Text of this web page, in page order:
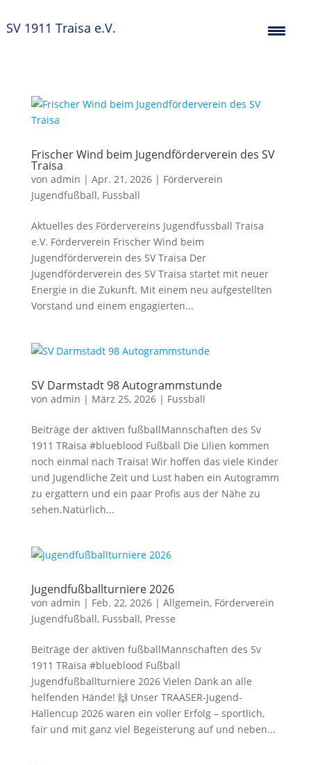
SV 1911 Traisa e.V.
Frischer Wind beim Jugendförderverein des SV
Traisa
von admin | Apr. 21, 2026| Förderverein
Jugendfußball, Fussball
Aktuelles des Fördervereins Jugendfussball Traisa
e.V. Förderverein Frischer Wind beim
Jugendförderverein des SV Traisa Der
Jugendförderverein des SV Traisa startet mit neuer
Energie in die Zukunft. Mit einem neu aufgestellten
Vorstand und einem engagierten...
SV Darmstadt 98 Autogrammstunde
von admin | März 25, 2026| Fussball
Beiträge der aktiven fußballMannschaften des Sv
1911 TRaisa #blueblood Fußball Die Lilien kommen
noch einmal nach Traisa! Wir hoffen das viele Kinder
und Jugendliche Zeit und Lust haben ein Autogramm
zu ergattern und ein paar Profis aus der Nähe zu
sehen.Natürlich...
Jugendfußballturniere 2026
von admin | Feb. 22, 2026| Allgemein, Förderverein
Jugendfußball, Fussball, Presse
Beiträge der aktiven fußballMannschaften des Sv
1911 TRaisa #blueblood Fußball
Jugendfußballturniere 2026 Vielen Dank an alle
helfenden Hände! 🙌 Unser TRAASER-Jugend-
Hallencup 2026 waren ein voller Erfolg – sportlich,
fair und mit ganz viel Begeisterung auf und neben...